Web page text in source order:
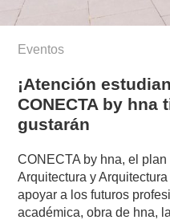
Eventos
¡Atención
CONECTA by hna
gustarán
CONECTA by hna, el
Arquitectura y
apoyar a los futuros
académica, obra de hna,